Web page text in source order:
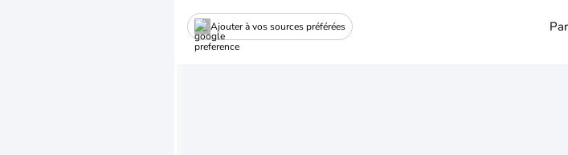
Ajouter à vos sources préférées